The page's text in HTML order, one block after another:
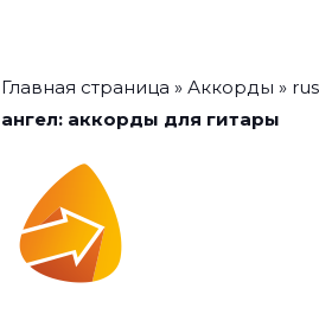
Главная страница » Аккорды » rus
ангел: аккорды для гитары